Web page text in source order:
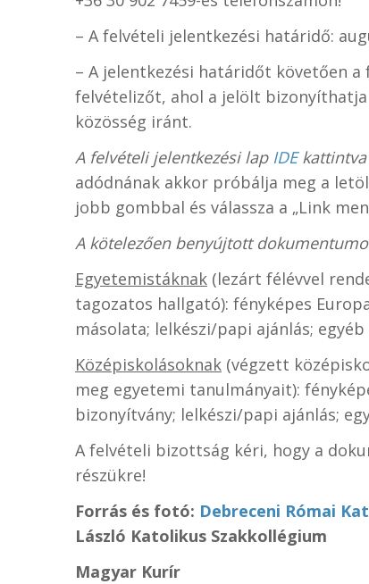
– A felvételi jelentkezési határidő:
– A jelentkezési határidőt követően
felvételizőt, ahol a jelölt
közösség iránt.
A felvételi jelentkezési lap IDEkattintva
adódnának akkor próbálja meg a
jobb gombbal és válassza a „Link
A kötelezően benyújtott
Egyetemistáknak (lezárt félévvel
tagozatos hallgató): fényképes
másolata; lelkészi/papi ajánlás;
Középiskolásoknak (végzett
meg egyetemi tanulmányait):
bizonyítvány; lelkészi/papi ajánlás;
A felvételi bizottság kéri, hogy a
részükre!
Forrás és fotó: Debreceni Római
László Katolikus Szakkollégium
Magyar Kurír